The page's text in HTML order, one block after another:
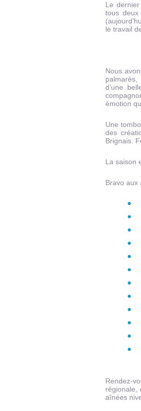
Le
tous
le travail
Nous
palmarès,
d’une
émotion
Une
des
Brignais.
La saison
Bravo aux
Rendez-
régionale,
aînées